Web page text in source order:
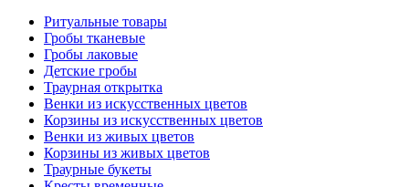
Ритуальные товары
Гробы тканевые
Гробы лаковые
Детские гробы
Траурная открытка
Венки из искусственных цветов
Корзины из искусственных цветов
Венки из живых цветов
Корзины из живых цветов
Траурные букеты